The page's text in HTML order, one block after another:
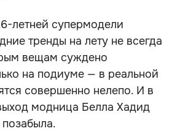
летней супермодели
тренды на лету не всегда
вещам суждено
на подиуме — в реальной
совершенно нелепо. И в
модница Белла Хадид